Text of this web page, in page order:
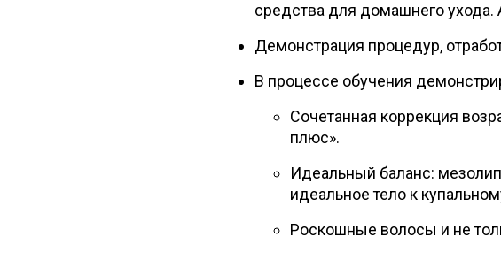
средства для домашнего ухода.
Демонстрация процедур,
В процессе обучения
Сочетанная коррекция
плюс».
Идеальный баланс:
идеальное тело к
Роскошные волосы и не